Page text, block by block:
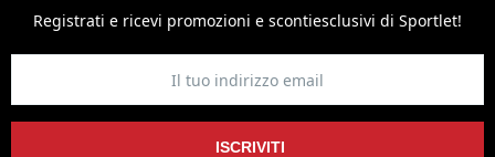
Registrati e ricevi promozioni e scontiesclusivi di Sportlet!
ISCRIVITI